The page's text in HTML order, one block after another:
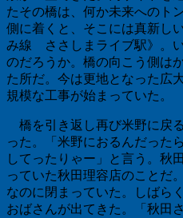
たその橋は、何か未来へのト
側に着くと、そこには真新し
み線 ささしまライブ駅》。
のだろうか。橋の向こう側は
た所だ。今は更地となった広
規模な工事が始まっていた。
橋を引き返し再び米野に戻
った。「米野におるんだった
してったりゃー」と言う。秋
っていた秋田理容店のことだ
なのに閉まっていた。しばら
おばさんが出てきた。「秋田